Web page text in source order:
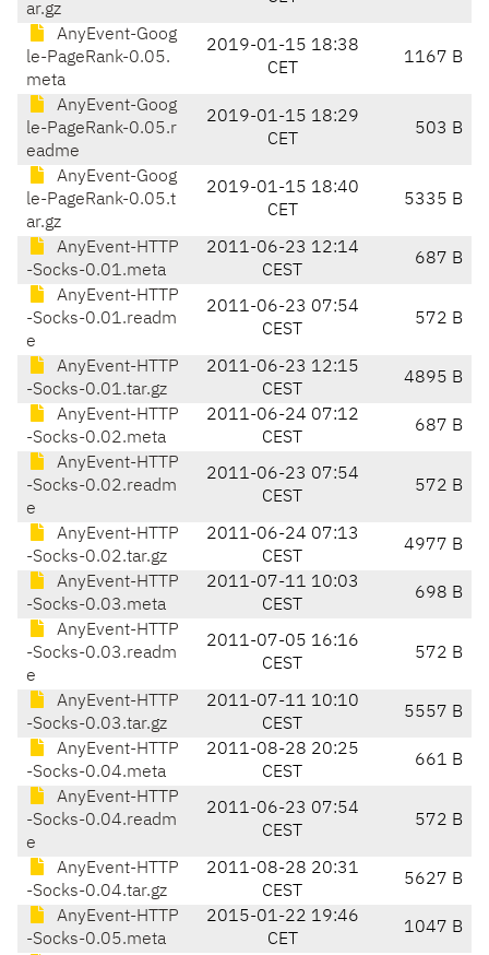
ar.gz
AnyEvent-Goog
le-PageRank-0.05.
meta
2019-01-15 18:38
CET
1167 B
AnyEvent-Goog
le-PageRank-0.05.r
eadme
2019-01-15 18:29
CET
503 B
AnyEvent-Goog
le-PageRank-0.05.t
ar.gz
2019-01-15 18:40
CET
5335 B
AnyEvent-HTTP
-Socks-0.01.meta
2011-06-23 12:14
CEST
687 B
AnyEvent-HTTP
-Socks-0.01.readm
e
2011-06-23 07:54
CEST
572 B
AnyEvent-HTTP
-Socks-0.01.tar.gz
2011-06-23 12:15
CEST
4895 B
AnyEvent-HTTP
-Socks-0.02.meta
2011-06-24 07:12
CEST
687 B
AnyEvent-HTTP
-Socks-0.02.readm
e
2011-06-23 07:54
CEST
572 B
AnyEvent-HTTP
-Socks-0.02.tar.gz
2011-06-24 07:13
CEST
4977 B
AnyEvent-HTTP
-Socks-0.03.meta
2011-07-11 10:03
CEST
698 B
AnyEvent-HTTP
-Socks-0.03.readm
e
2011-07-05 16:16
CEST
572 B
AnyEvent-HTTP
-Socks-0.03.tar.gz
2011-07-11 10:10
CEST
5557 B
AnyEvent-HTTP
-Socks-0.04.meta
2011-08-28 20:25
CEST
661 B
AnyEvent-HTTP
-Socks-0.04.readm
e
2011-06-23 07:54
CEST
572 B
AnyEvent-HTTP
-Socks-0.04.tar.gz
2011-08-28 20:31
CEST
5627 B
AnyEvent-HTTP
-Socks-0.05.meta
2015-01-22 19:46
CET
1047 B